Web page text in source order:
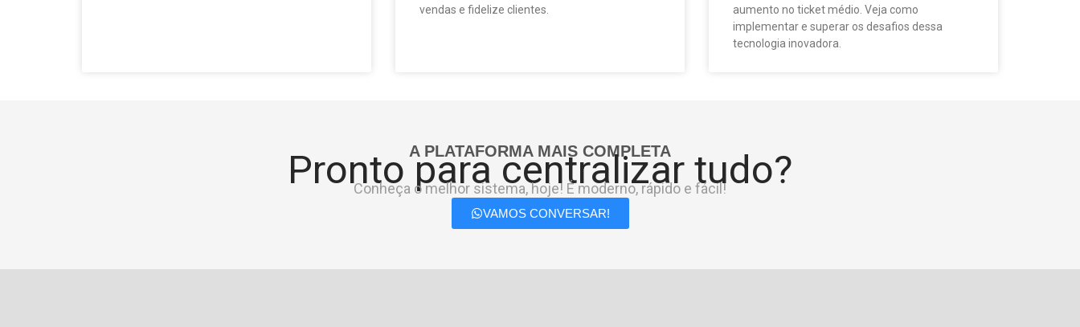
vendas e fidelize clientes.
aumento no ticket médio. Veja como
implementar e superar os desafios dessa
tecnologia inovadora.
A PLATAFORMA MAIS COMPLETA
Pronto para centralizar tudo?
Conheça o melhor sistema, hoje! É moderno, rápido e fácil!
VAMOS CONVERSAR!